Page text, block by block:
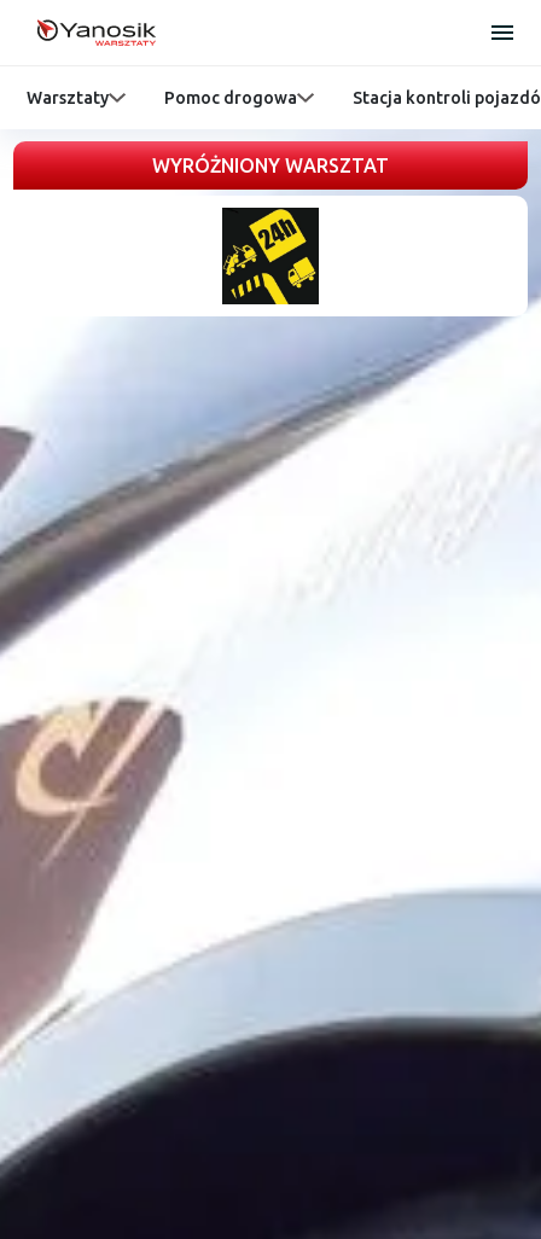
Warsztaty Pomoc drogowa Stacja kontroli
WYRÓŻNIONY WARSZTAT